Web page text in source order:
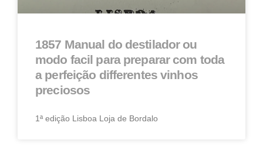
1857 Manual do destilador ou
modo facil para preparar com toda
a perfeição differentes vinhos
preciosos
1ª edição Lisboa Loja de Bordalo